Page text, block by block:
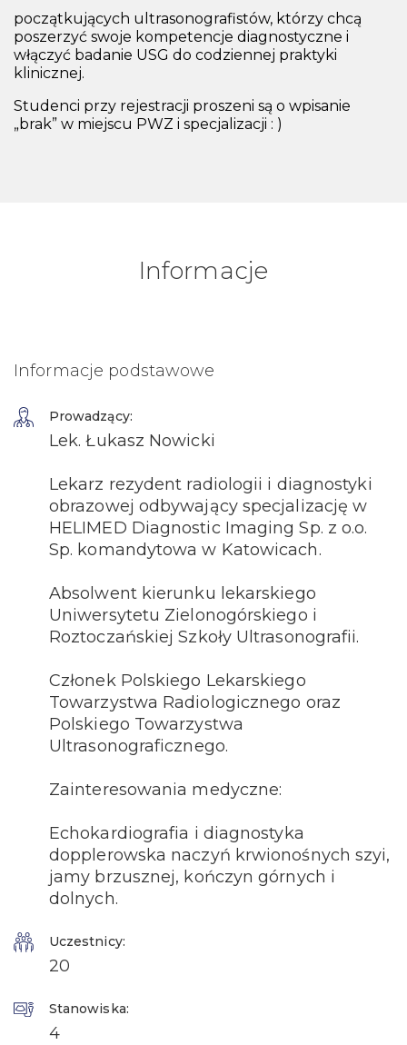
początkujących ultrasonografistów, którzy chcą
poszerzyć swoje kompetencje diagnostyczne i
włączyć badanie USG do codziennej praktyki
klinicznej.
Studenci przy rejestracji proszeni są o wpisanie
„brak” w miejscu PWZ i specjalizacji : )
Informacje
Informacje podstawowe
Prowadzący:
Lek. Łukasz Nowicki
Lekarz rezydent radiologii i diagnostyki
obrazowej odbywający specjalizację w
HELIMED Diagnostic Imaging Sp. z o.o.
Sp. komandytowa w Katowicach.
Absolwent kierunku lekarskiego
Uniwersytetu Zielonogórskiego i
Roztoczańskiej Szkoły Ultrasonografii.
Członek Polskiego Lekarskiego
Towarzystwa Radiologicznego oraz
Polskiego Towarzystwa
Ultrasonograficznego.
Zainteresowania medyczne:
Echokardiografia i diagnostyka
dopplerowska naczyń krwionośnych szyi,
jamy brzusznej, kończyn górnych i
dolnych.
Uczestnicy:
20
Stanowiska:
4